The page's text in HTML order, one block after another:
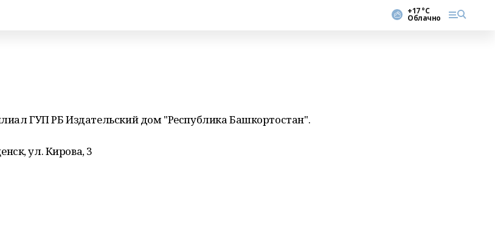
+17 °С
Облачно
ГУП РБ Издательский дом "Республика Башкортостан".
ул. Кирова, 3